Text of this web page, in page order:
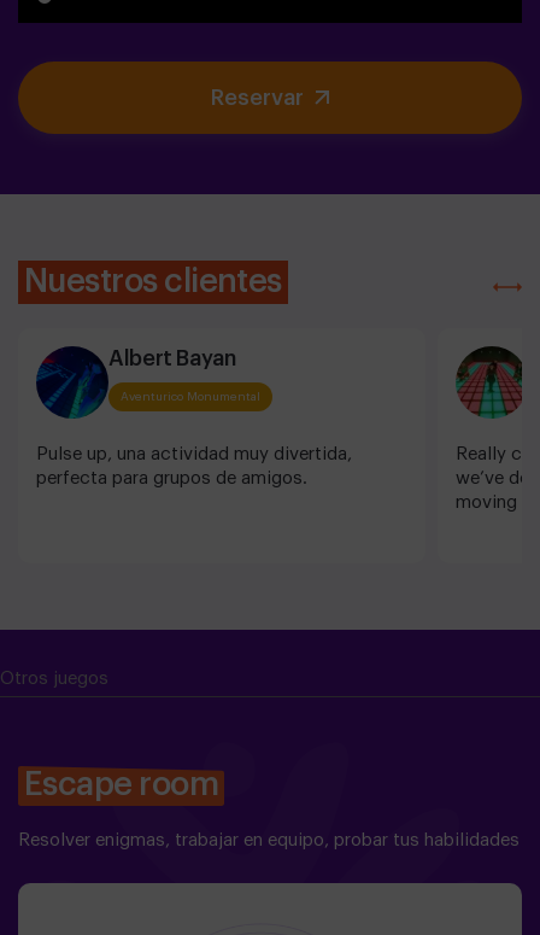
Reservar
Nuestros clientes
Albert Bayan
Aventurico Monumental
Pulse up, una actividad muy divertida,
perfecta para grupos de amigos.
Really
we’ve
moving
Otros juegos
Escape room
Resolver enigmas, trabajar en equipo, probar tus habilidades